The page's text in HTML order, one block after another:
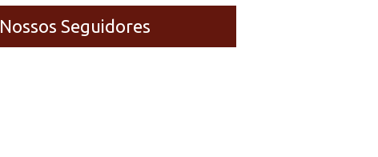
Nossos Seguidores